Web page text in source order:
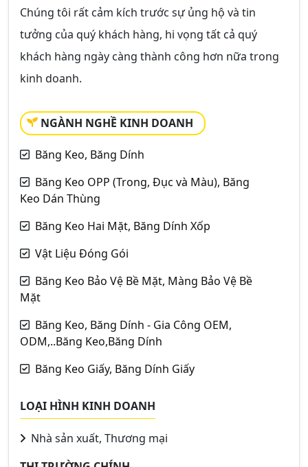
Chúng tôi rất cảm kích trước sự ủng hộ và tin
tưởng của quý khách hàng, hi vọng tất cả quý
khách hàng ngày càng thành công hơn nữa trong
kinh doanh.
NGÀNH NGHỀ KINH DOANH
Băng Keo, Băng Dính
Băng Keo OPP (Trong, Đục và Màu), Băng
Keo Dán Thùng
Băng Keo Hai Mặt, Băng Dính Xốp
Vật Liệu Đóng Gói
Băng Keo Bảo Vệ Bề Mặt, Màng Bảo Vệ Bề
Mặt
Băng Keo, Băng Dính - Gia Công OEM,
ODM,..Băng Keo,Băng Dính
Băng Keo Giấy, Băng Dính Giấy
LOẠI HÌNH KINH DOANH
Nhà sản xuất, Thương mại